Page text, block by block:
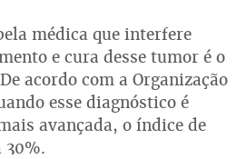
médica que interfere
e cura desse tumor é o
acordo com a Organização
esse diagnóstico é
avançada, o índice de
30%.